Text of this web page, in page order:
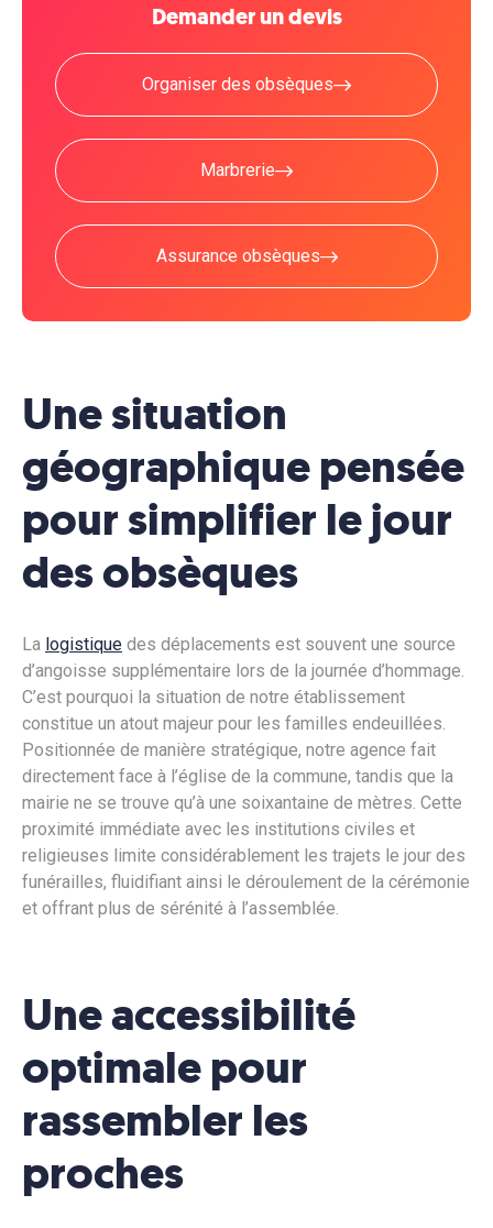
Demander un devis
Organiser des obsèques
Marbrerie
Assurance obsèques
Une situation
géographique pensée
pour simplifier le jour
des obsèques
La logistique des déplacements est souvent une source
d’angoisse supplémentaire lors de la journée d’hommage.
C’est pourquoi la situation de notre établissement
constitue un atout majeur pour les familles endeuillées.
Positionnée de manière stratégique, notre agence fait
directement face à l’église de la commune, tandis que la
mairie ne se trouve qu’à une soixantaine de mètres. Cette
proximité immédiate avec les institutions civiles et
religieuses limite considérablement les trajets le jour des
funérailles, fluidifiant ainsi le déroulement de la cérémonie
et offrant plus de sérénité à l’assemblée.
Une accessibilité
optimale pour
rassembler les
proches